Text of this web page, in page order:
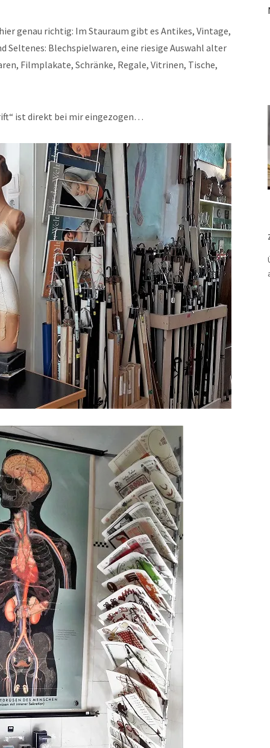
genau richtig: Im Stauraum gibt es Antikes, Vintage,
Seltenes: Blechspielwaren, eine riesige Auswahl alter
Filmplakate, Schränke, Regale, Vitrinen, Tische,
ist direkt bei mir eingezogen…